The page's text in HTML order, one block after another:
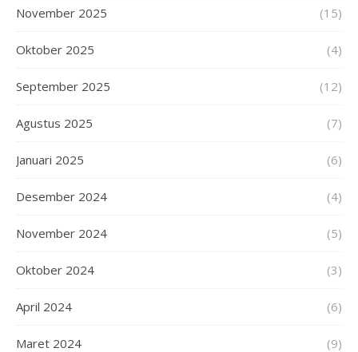
November 2025 (15)
Oktober 2025 (4)
September 2025 (12)
Agustus 2025 (7)
Januari 2025 (6)
Desember 2024 (4)
November 2024 (5)
Oktober 2024 (3)
April 2024 (6)
Maret 2024 (9)